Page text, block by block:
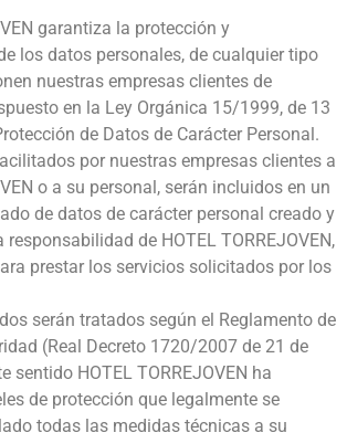
garantiza la protección y
los datos personales, de cualquier tipo
nuestras empresas clientes de
en la Ley Orgánica 15/1999, de 13
de Datos de Carácter Personal.
por nuestras empresas clientes a
o a su personal, serán incluidos en un
de datos de carácter personal creado y
de HOTEL TORREJOVEN,
prestar los servicios solicitados por los
serán tratados según el Reglamento de
(Real Decreto 1720/2007 de 21 de
sentido HOTEL TORREJOVEN ha
de protección que legalmente se
todas las medidas técnicas a su